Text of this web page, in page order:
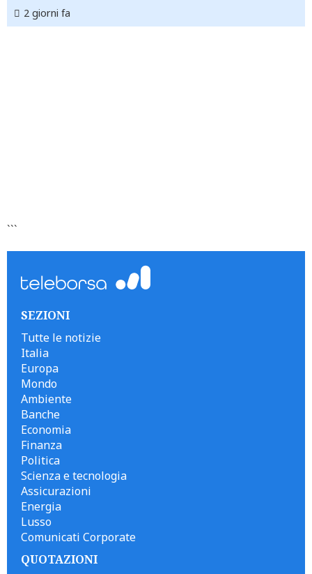
2 giorni fa
```
SEZIONI
Tutte le notizie
Italia
Europa
Mondo
Ambiente
Banche
Economia
Finanza
Politica
Scienza e tecnologia
Assicurazioni
Energia
Lusso
Comunicati Corporate
QUOTAZIONI